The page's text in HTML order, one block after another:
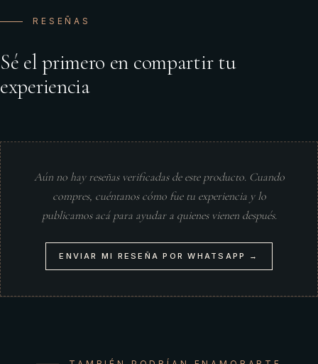
RESEÑAS
Sé el primero en compartir tu
experiencia
Aún no hay reseñas verificadas de este producto. Cuando
compres, cuéntanos cómo fue tu experiencia y lo
publicamos acá para ayudar a quienes vienen después.
ENVIAR MI RESEÑA POR WHATSAPP →